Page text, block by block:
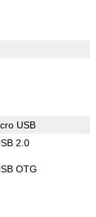
USB
2.0
OTG